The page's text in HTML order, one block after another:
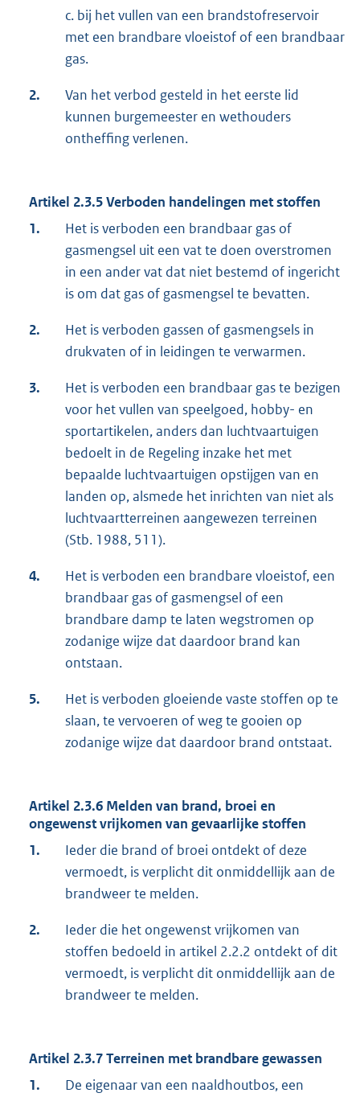
c. bij het vullen van een brandstofreservoir
met een brandbare vloeistof of een brandbaar
gas.
2.
Van het verbod gesteld in het eerste lid
kunnen burgemeester en wethouders
ontheffing verlenen.
Artikel 2.3.5 Verboden handelingen met stoffen
1.
Het is verboden een brandbaar gas of
gasmengsel uit een vat te doen overstromen
in een ander vat dat niet bestemd of ingericht
is om dat gas of gasmengsel te bevatten.
2.
Het is verboden gassen of gasmengsels in
drukvaten of in leidingen te verwarmen.
3.
Het is verboden een brandbaar gas te bezigen
voor het vullen van speelgoed, hobby- en
sportartikelen, anders dan luchtvaartuigen
bedoelt in de Regeling inzake het met
bepaalde luchtvaartuigen opstijgen van en
landen op, alsmede het inrichten van niet als
luchtvaartterreinen aangewezen terreinen
(Stb. 1988, 511).
4.
Het is verboden een brandbare vloeistof, een
brandbaar gas of gasmengsel of een
brandbare damp te laten wegstromen op
zodanige wijze dat daardoor brand kan
ontstaan.
5.
Het is verboden gloeiende vaste stoffen op te
slaan, te vervoeren of weg te gooien op
zodanige wijze dat daardoor brand ontstaat.
Artikel 2.3.6 Melden van brand, broei en
ongewenst vrijkomen van gevaarlijke stoffen
1.
Ieder die brand of broei ontdekt of deze
vermoedt, is verplicht dit onmiddellijk aan de
brandweer te melden.
2.
Ieder die het ongewenst vrijkomen van
stoffen bedoeld in artikel 2.2.2 ontdekt of dit
vermoedt, is verplicht dit onmiddellijk aan de
brandweer te melden.
Artikel 2.3.7 Terreinen met brandbare gewassen
1.
De eigenaar van een naaldhoutbos, een